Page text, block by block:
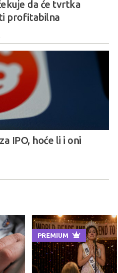
da će tvrtka
profitabilna
IPO, hoće li i oni
PREMIUM